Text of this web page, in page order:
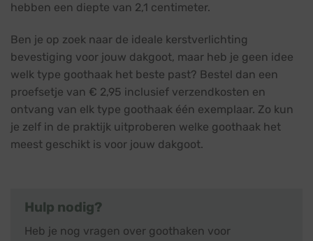
hebben een diepte van 2,1 centimeter.
Ben je op zoek naar de ideale kerstverlichting
bevestiging voor jouw dakgoot, maar heb je geen idee
welk type goothaak het beste past? Bestel dan een
proefsetje van € 2,95 inclusief verzendkosten en
ontvang van elk type goothaak één exemplaar. Zo kun
je zelf in de praktijk uitproberen welke goothaak het
meest geschikt is voor jouw dakgoot.
Hulp nodig?
Heb je nog vragen over goothaken voor